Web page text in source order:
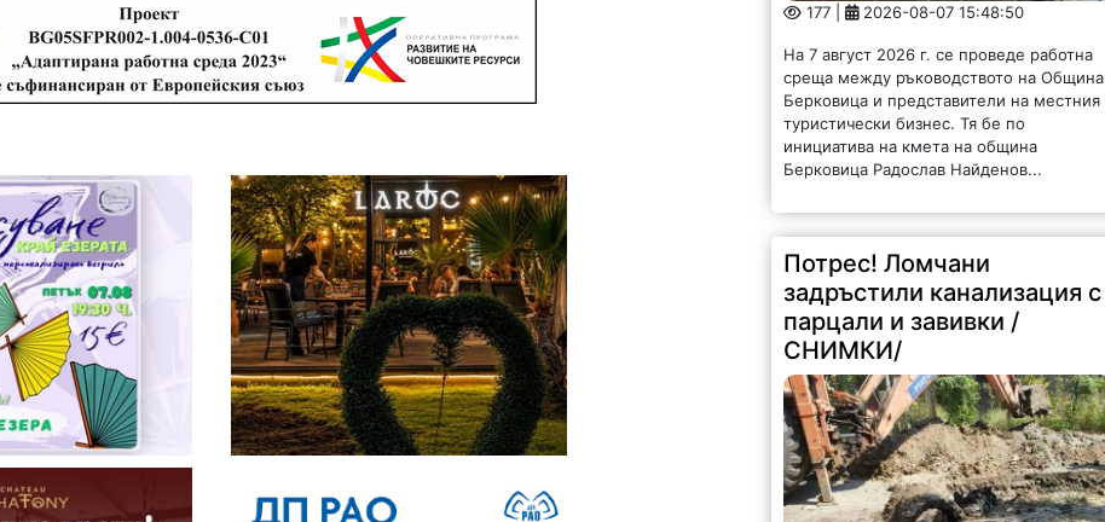
177 | 2026-08-07 15:48:50
На 7 август 2026 г. се проведе работна
среща между ръководството на Община
Берковица и представители на местния
туристически бизнес. Тя бе по
инициатива на кмета на община
Берковица Радослав Найденов...
Потрес! Ломчани
задръстили канализация с
парцали и завивки /
СНИМКИ/